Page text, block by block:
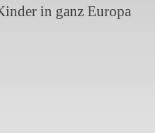
in ganz Europa